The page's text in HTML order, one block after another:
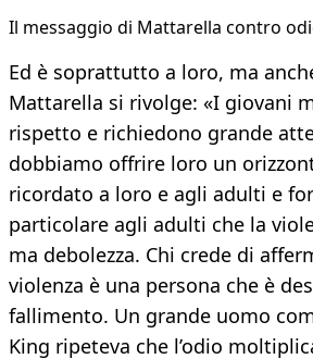
​Il messaggio di Mattarella contro
Ed è soprattutto a loro, ma
Mattarella si rivolge: «I giovani
rispetto e richiedono grande
dobbiamo offrire loro un
ricordato a loro e agli adulti e
particolare agli adulti che la
ma debolezza. Chi crede di
violenza è una persona che è
fallimento. Un grande uomo
King ripeteva che l’odio